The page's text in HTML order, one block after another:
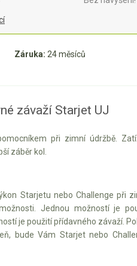
Záruka: 24 měsíců
závaží Starjet UJ
při zimní údržbě.
záběr kol.
Starjetu nebo Challenge při
Jednou možností je
je použití přídavného závaží.
bude Vám Starjet nebo